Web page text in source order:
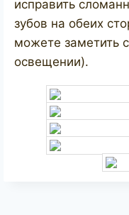
исправить
зубов на обеих
можете заметить
освещении).